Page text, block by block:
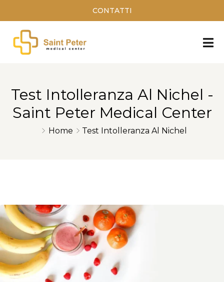
CONTATTI
Test Intolleranza Al Nichel -
Saint Peter Medical Center
Home Test Intolleranza Al Nichel